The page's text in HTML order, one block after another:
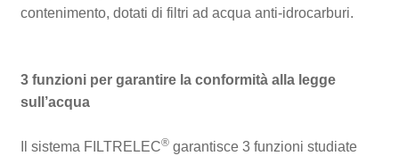
contenimento, dotati di filtri ad acqua anti-idrocarburi.
3 funzioni per garantire la conformità alla legge
sull’acqua
Il sistema FILTRELEC® garantisce 3 funzioni studiate